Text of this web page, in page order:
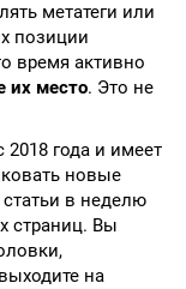
метатеги или
позиции
время активно
их место. Это не
2018 года и имеет
новые
в неделю
страниц. Вы
на